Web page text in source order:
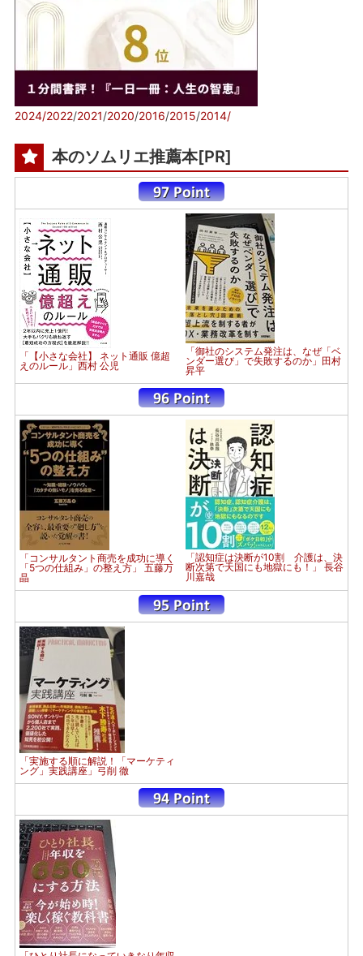
2024/2022/2021/2020/2016/2015/2014/
本のソムリエ推薦本[PR]
「【小さな会社】 ネット通販 億超
えのルール」西村 公児
「御社のシステム発注は、なぜ「ベ
ンダー選び」で失敗するのか」田村
昇平
「コンサルタント商売を成功に導く
「5つの仕組み」の整え方」 五藤万
晶
「認知症は決断が10割 介護は、決
断次第で天国にも地獄にも！」 長谷
川嘉哉
「実施する順に解説！「マーケティ
ング」実践講座」弓削 徹